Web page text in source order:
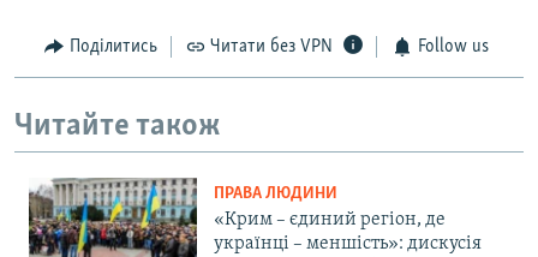
Поділитись Читати без VPN Follow us
Читайте також
ПРАВА ЛЮДИНИ
«Крим – єдиний регіон, де
українці – меншість»: дискусія